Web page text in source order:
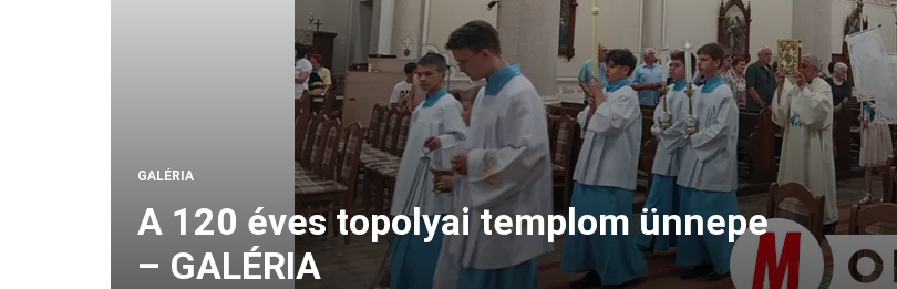
GALÉRIA
A 120 éves topolyai templom ünnepe
– GALÉRIA